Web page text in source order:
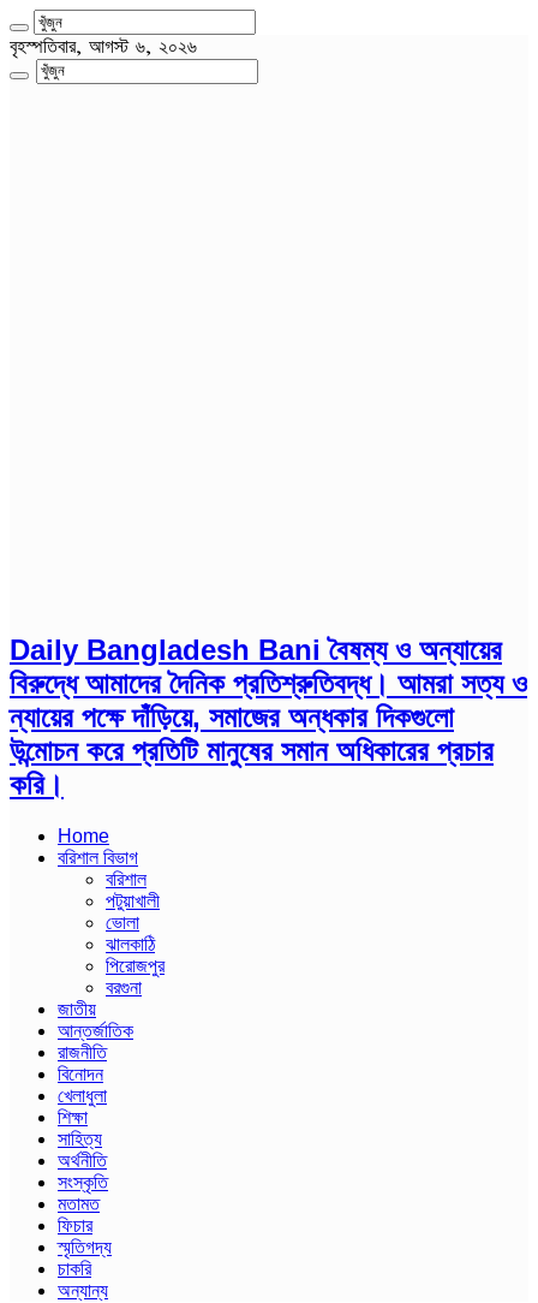
বৃহস্পতিবার, আগস্ট ৬, ২০২৬
Daily Bangladesh Bani বৈষম্য ও অন্যায়ের
বিরুদ্ধে আমাদের দৈনিক প্রতিশ্রুতিবদ্ধ। আমরা সত্য ও
ন্যায়ের পক্ষে দাঁড়িয়ে, সমাজের অন্ধকার দিকগুলো
উন্মোচন করে প্রতিটি মানুষের সমান অধিকারের প্রচার
করি।
Home
বরিশাল বিভাগ
বরিশাল
পটুয়াখালী
ভোলা
ঝালকাঠি
পিরোজপুর
বরগুনা
জাতীয়
আন্তর্জাতিক
রাজনীতি
বিনোদন
খেলাধুলা
শিক্ষা
সাহিত্য
অর্থনীতি
সংস্কৃতি
মতামত
ফিচার
স্মৃতিগদ্য
চাকরি
অন্যান্য